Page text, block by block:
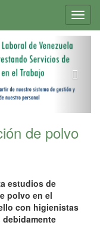
de polvo
estudios de
polvo en el
con higienistas